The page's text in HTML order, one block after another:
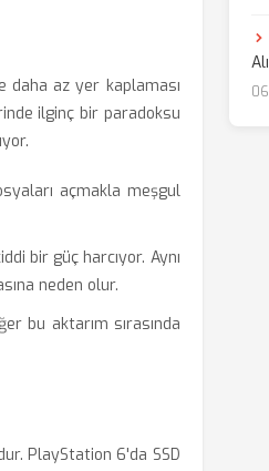
daha az yer kaplaması
ilginç bir paradoksu
açmakla meşgul
bir güç harcıyor. Aynı
neden olur.
bu aktarım sırasında
PlayStation 6'da SSD